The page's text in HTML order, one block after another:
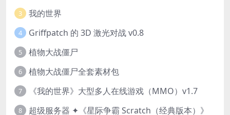
3 我的世界
4 Griffpatch 的 3D 激光对战 v0.8
5 植物大战僵尸
6 植物大战僵尸全套素材包
7 《我的世界》大型多人在线游戏（MMO）v1.7
8 超级服务器 ✦《星际争霸 Scratch（经典版本）》